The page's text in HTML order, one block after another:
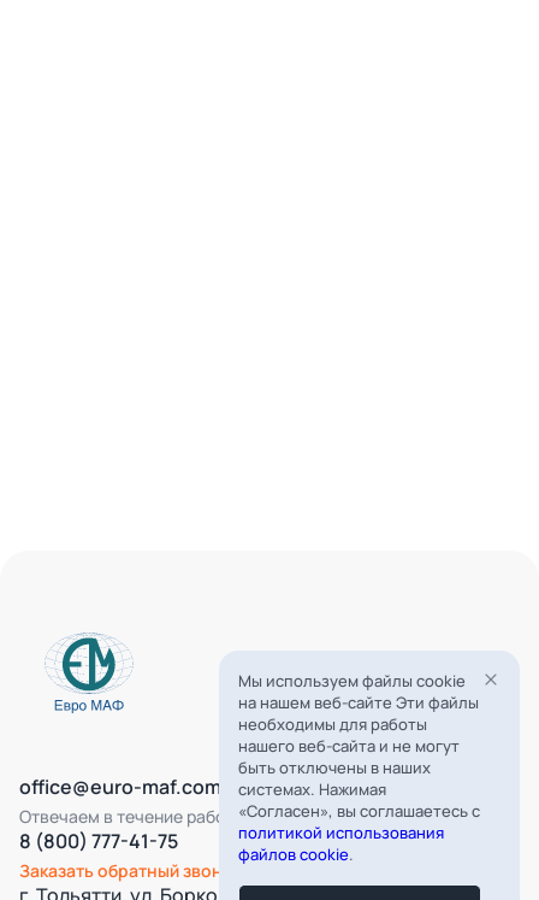
office@euro-maf.com
Отвечаем в течение рабочего дня
8 (800) 777-41-75
Заказать обратный звонок
Мы используем файлы cookie
на нашем веб-сайте Эти файлы
необходимы для работы
нашего веб-сайта и не могут
быть отключены в наших
системах. Нажимая
«Согласен», вы соглашаетесь с
политикой использования
файлов cookie.